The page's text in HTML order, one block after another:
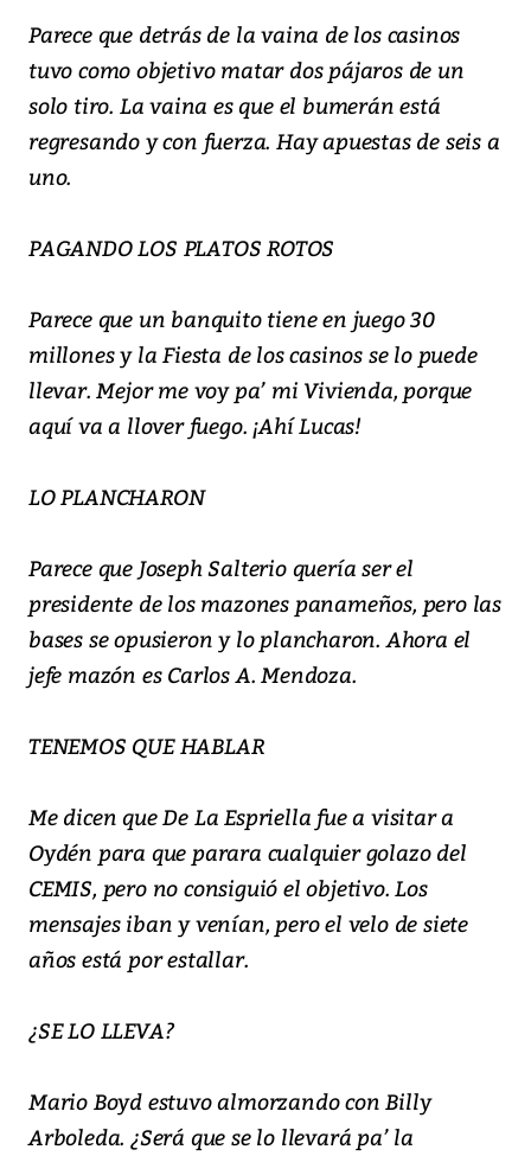
Parece que detrás de la vaina de los casinos
tuvo como objetivo matar dos pájaros de un
solo tiro. La vaina es que el bumerán está
regresando y con fuerza. Hay apuestas de seis a
uno.
PAGANDO LOS PLATOS ROTOS
Parece que un banquito tiene en juego 30
millones y la Fiesta de los casinos se lo puede
llevar. Mejor me voy pa’ mi Vivienda, porque
aquí va a llover fuego. ¡Ahí Lucas!
LO PLANCHARON
Parece que Joseph Salterio quería ser el
presidente de los mazones panameños, pero las
bases se opusieron y lo plancharon. Ahora el
jefe mazón es Carlos A. Mendoza.
TENEMOS QUE HABLAR
Me dicen que De La Espriella fue a visitar a
Oydén para que parara cualquier golazo del
CEMIS, pero no consiguió el objetivo. Los
mensajes iban y venían, pero el velo de siete
años está por estallar.
¿SE LO LLEVA?
Mario Boyd estuvo almorzando con Billy
Arboleda. ¿Será que se lo llevará pa’ la